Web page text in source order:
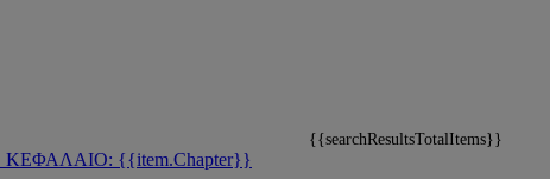
{{searchResultsTotalItems}}
ΚΕΦΑΛΑΙΟ: {{item.Chapter}}